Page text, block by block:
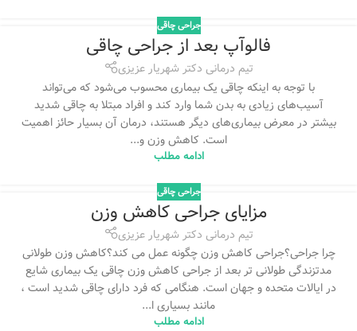
جراحی چاقی
فالوآپ بعد از جراحی چاقی
تیم درمانی دکتر شهریار عزیزی
با توجه به اینکه چاقی یک بیماری محسوب می‌شود که می‌تواند
آسیب‌های زیادی به بدن شما وارد کند و افراد مبتلا به چاقی شدید
بیشتر در معرض بیماری‌های دیگر هستند، درمان آن بسیار حائز اهمیت
است. کاهش وزن و...
ادامه مطلب
جراحی چاقی
مزایای جراحی کاهش وزن
تیم درمانی دکتر شهریار عزیزی
چرا جراحی؟جراحی کاهش وزن چگونه عمل می کند؟کاهش وزن طولانی
مدتزندگی طولانی تر بعد از جراحی کاهش وزن چاقی یک بیماری شایع
در ایالات متحده و جهان است. هنگامی که فرد دارای چاقی شدید است ،
مانند بسیاری ا...
ادامه مطلب